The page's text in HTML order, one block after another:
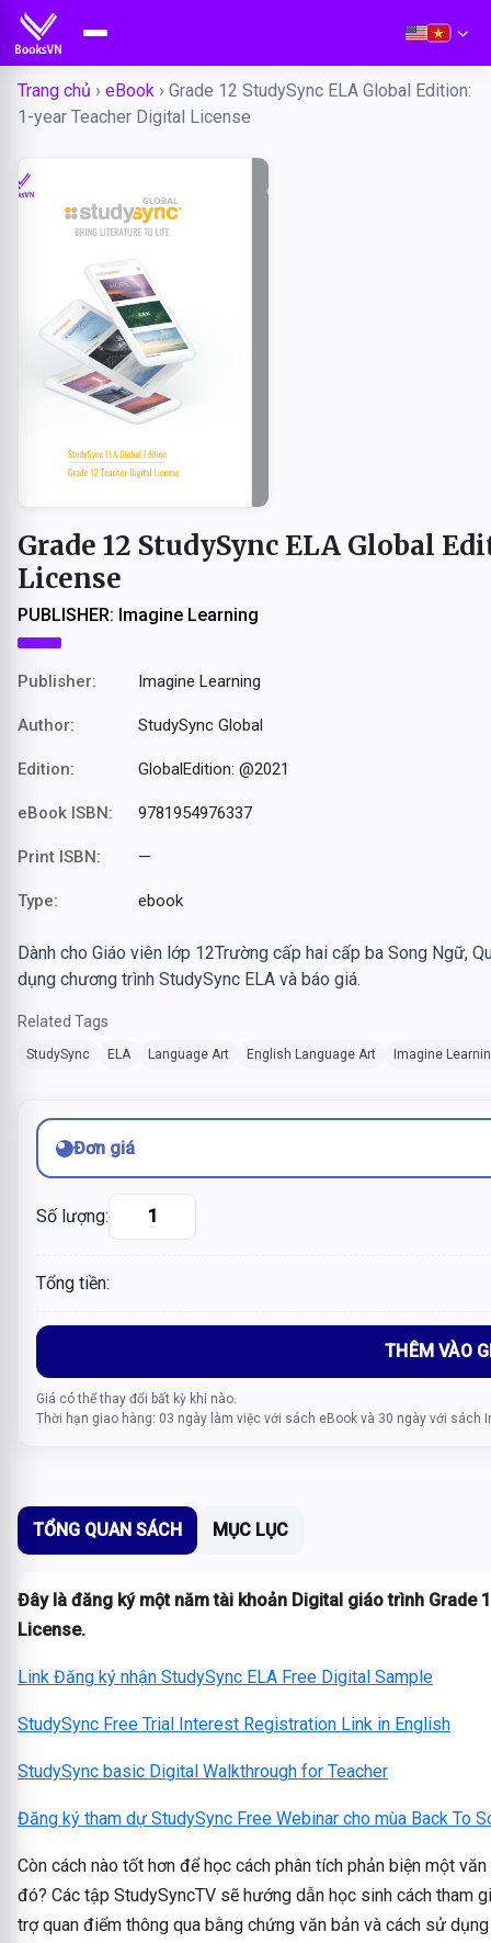
Trang chủ › eBook › Grade 12 StudySync ELA Global Edition:
1-year Teacher Digital License
Grade 12 StudySync ELA Global
License
PUBLISHER: Imagine Learning
Publisher: Imagine Learning
Author: StudySync Global
Edition: GlobalEdition: @2021
eBook ISBN: 9781954976337
Print ISBN: —
Type: ebook
Dành cho Giáo viên lớp 12Trường cấp hai cấp ba Song Ngữ,
dụng chương trình StudySync ELA và báo giá.
Related Tags
StudySync ELA Language Art English Language Art Imagine
Đơn giá
Số lượng:
Tổng tiền:
THÊM VÀO
Giá có thể thay đổi bất kỳ khi nào.
Thời hạn giao hàng: 03 ngày làm việc với sách eBook và 30 ngày với sách
TỔNG QUAN SÁCH MỤC LỤC
Đây là đăng ký một năm tài khoản Digital giáo trình Grade
License.
Link Đăng ký nhận StudySync ELA Free Digital Sample
StudySync Free Trial Interest Registration Link in English
StudySync basic Digital Walkthrough for Teacher
Đăng ký tham dự StudySync Free Webinar cho mùa Back To
Còn cách nào tốt hơn để học cách phân tích phản biện một
đó? Các tập StudySyncTV sẽ hướng dẫn học sinh cách tham
trợ quan điểm thông qua bằng chứng văn bản và cách sử